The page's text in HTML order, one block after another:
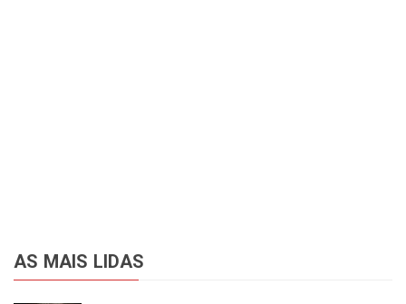
AS MAIS LIDAS